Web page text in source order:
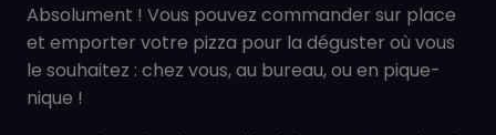
Absolument ! Vous pouvez commander sur place
et emporter votre pizza pour la déguster où vous
le souhaitez : chez vous, au bureau, ou en pique-
nique !